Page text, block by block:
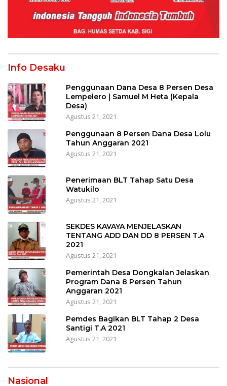
Info Desaku
Penggunaan Dana Desa 8 Persen Desa
Lempelero | Samuel M Heta (Kepala
Desa)
Agustus 21, 2021
Penggunaan 8 Persen Dana Desa Lolu
Tahun Anggaran 2021
Agustus 21, 2021
Penerimaan BLT Tahap Satu Desa
Watukilo
Agustus 21, 2021
SEKDES KAVAYA MENJELASKAN
TENTANG ADD DAN DD 8 PERSEN T.A
2021
Agustus 21, 2021
Pemerintah Desa Dongkalan Jelaskan
Program Dana 8 Persen Tahun
Anggaran 2021
Agustus 21, 2021
Pemdes Bagikan BLT Tahap 2 Desa
Santigi T.A 2021
Agustus 21, 2021
Nasional